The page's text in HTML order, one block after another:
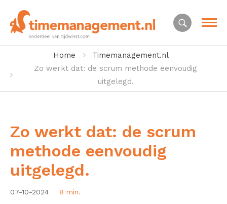
Home
Timemanagement.nl
Zo werkt dat: de scrum methode eenvoudig
uitgelegd.
Zo werkt dat: de scrum
methode eenvoudig
uitgelegd.
07-10-2024 8 min.